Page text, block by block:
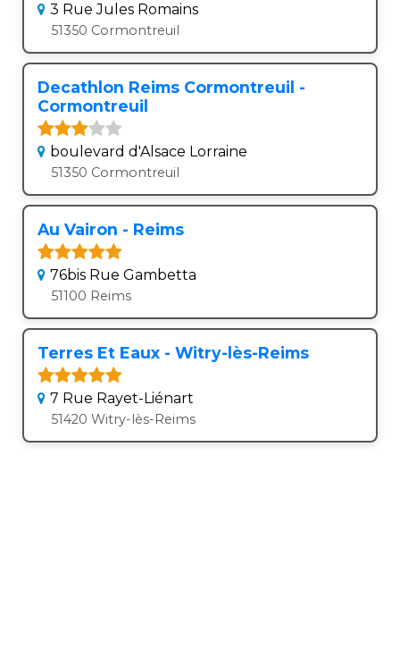
3 Rue Jules Romains
51350 Cormontreuil
Decathlon Reims Cormontreuil -
Cormontreuil
boulevard d'Alsace Lorraine
51350 Cormontreuil
Au Vairon - Reims
76bis Rue Gambetta
51100 Reims
Terres Et Eaux - Witry-lès-Reims
7 Rue Rayet-Liénart
51420 Witry-lès-Reims